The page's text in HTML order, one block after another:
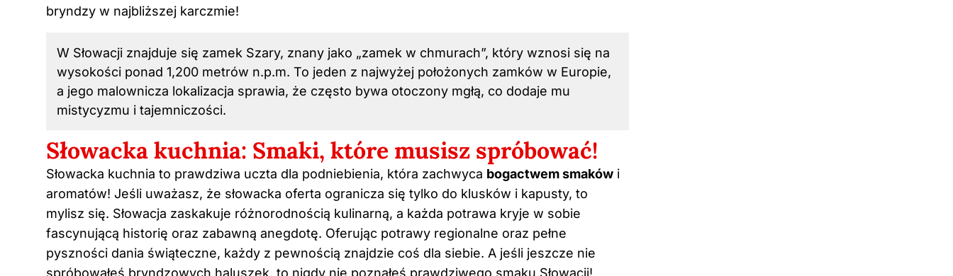
bryndzy w najbliższej karczmie!
W Słowacji znajduje się zamek Szary, znany jako „zamek w chmurach”, który wznosi się na
wysokości ponad 1,200 metrów n.p.m. To jeden z najwyżej położonych zamków w Europie,
a jego malownicza lokalizacja sprawia, że często bywa otoczony mgłą, co dodaje mu
mistycyzmu i tajemniczości.
Słowacka kuchnia: Smaki, które musisz spróbować!
Słowacka kuchnia to prawdziwa uczta dla podniebienia, która zachwyca bogactwem smaków i
aromatów! Jeśli uważasz, że słowacka oferta ogranicza się tylko do klusków i kapusty, to
mylisz się. Słowacja zaskakuje różnorodnością kulinarną, a każda potrawa kryje w sobie
fascynującą historię oraz zabawną anegdotę. Oferując potrawy regionalne oraz pełne
pyszności dania świąteczne, każdy z pewnością znajdzie coś dla siebie. A jeśli jeszcze nie